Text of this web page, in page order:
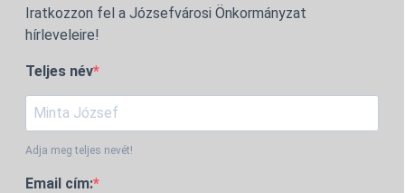
Iratkozzon fel a Józsefvárosi Önkormányzat
hírleveleire!
Teljes név
Adja meg teljes nevét!
Email cím: